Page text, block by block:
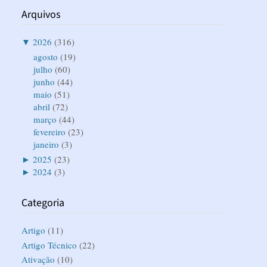
Arquivos
▼ 2026 (316)
agosto (19)
julho (60)
junho (44)
maio (51)
abril (72)
março (44)
fevereiro (23)
janeiro (3)
► 2025 (23)
► 2024 (3)
Categoria
Artigo (11)
Artigo Técnico (22)
Ativação (10)